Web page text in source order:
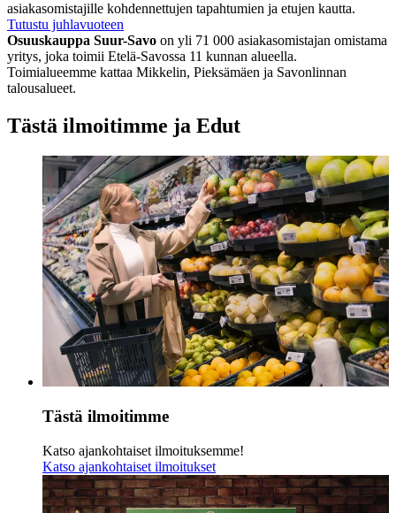
asiakasomistajille kohdennettujen tapahtumien ja etujen kautta.
Tutustu juhlavuoteen
Osuuskauppa Suur-Savo on yli 71 000 asiakasomistajan omistama
yritys, joka toimii Etelä-Savossa 11 kunnan alueella.
Toimialueemme kattaa Mikkelin, Pieksämäen ja Savonlinnan
talousalueet.
Tästä ilmoitimme ja Edut
Tästä ilmoitimme
Katso ajankohtaiset ilmoituksemme!
Katso ajankohtaiset ilmoitukset